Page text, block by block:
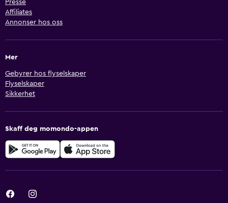
Presse
Affiliates
Annonser hos oss
Mer
Gebyrer hos flyselskaper
Flyselskaper
Sikkerhet
Skaff deg momondo-appen